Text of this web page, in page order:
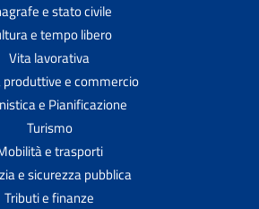
e stato civile
e tempo libero
Vita lavorativa
e commercio
e Pianificazione
Turismo
e trasporti
e sicurezza pubblica
Tributi e finanze